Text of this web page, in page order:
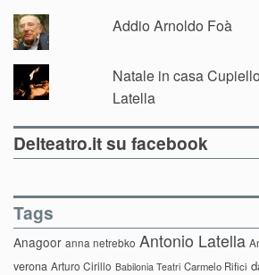
Addio Arnoldo Foà
Natale in casa
Latella
Delteatro.it su facebook
Tags
Anagoor anna netrebko Antonio Latella
verona Arturo Cirillo Babilonia Teatri Carmelo Rifici